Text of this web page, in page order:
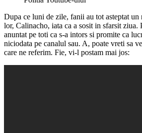
Dupa ce luni de zile, fanii au tot asteptat
lor, Calinacho, iata ca a sosit in sfarsit ziua.
anuntat pe toti ca s-a intors si promite ca
niciodata pe canalul sau. A, poate vreti sa
care ne referim. Fie, vi-l postam mai jos: